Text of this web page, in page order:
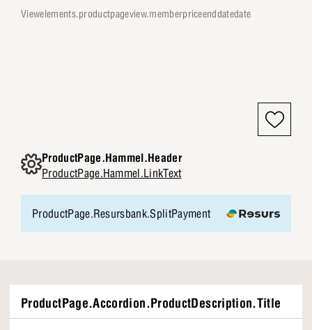
viewelements.productpageview.memberpriceenddatedate
ProductPage.Hammel.Header
ProductPage.Hammel.LinkText
ProductPage.Resursbank.SplitPayment
ProductPage.Accordion.ProductDescription.Title